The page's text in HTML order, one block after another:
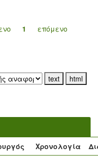
1 επόμενο
Χρονολογία